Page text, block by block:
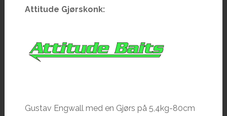
Attitude Gjørskonk:
Gustav Engwall med en Gjørs på 5,4kg-80cm